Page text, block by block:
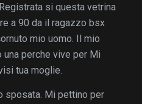
si questa vetrina
a 90 da il ragazzo bsx
mio uomo. Il mio
perche vive per Mi
tua moglie.
sposata. Mi pettino per